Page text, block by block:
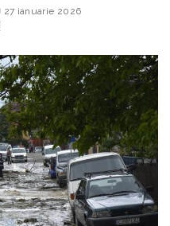
27 ianuarie 2026